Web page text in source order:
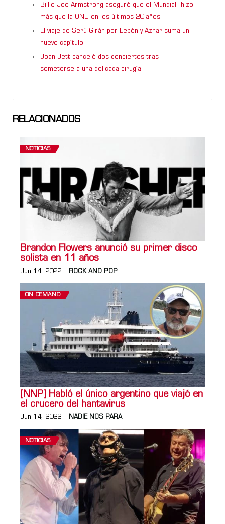
Billie Joe Armstrong aseguró que el Mundial “hizo
más que la ONU en los últimos 20 años”
El viaje de Serú Girán por Lebón y Aznar suma un
nuevo capítulo
Joan Jett canceló dos conciertos tras
someterse a una delicada cirugía
RELACIONADOS
NOTICIAS
Brandon Flowers anunció su primer disco
solista en 11 años
Jun 14, 2022 ROCK AND POP
ON DEMAND
[NNP] Habló el único argentino que viajó en
el crucero del hantavirus
Jun 14, 2022 NADIE NOS PARA
NOTICIAS